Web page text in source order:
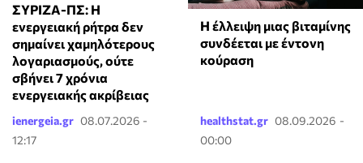
ΣΥΡΙΖΑ-ΠΣ: Η
ενεργειακή ρήτρα δεν
σημαίνει χαμηλότερους
λογαριασμούς, ούτε
σβήνει 7 χρόνια
ενεργειακής ακρίβειας
ienergeia.gr 08.07.2026 -
12:17
⁠Η έλλειψη μιας βιταμίνης
συνδέεται με έντονη
κούραση
healthstat.gr 08.09.2026 -
00:00